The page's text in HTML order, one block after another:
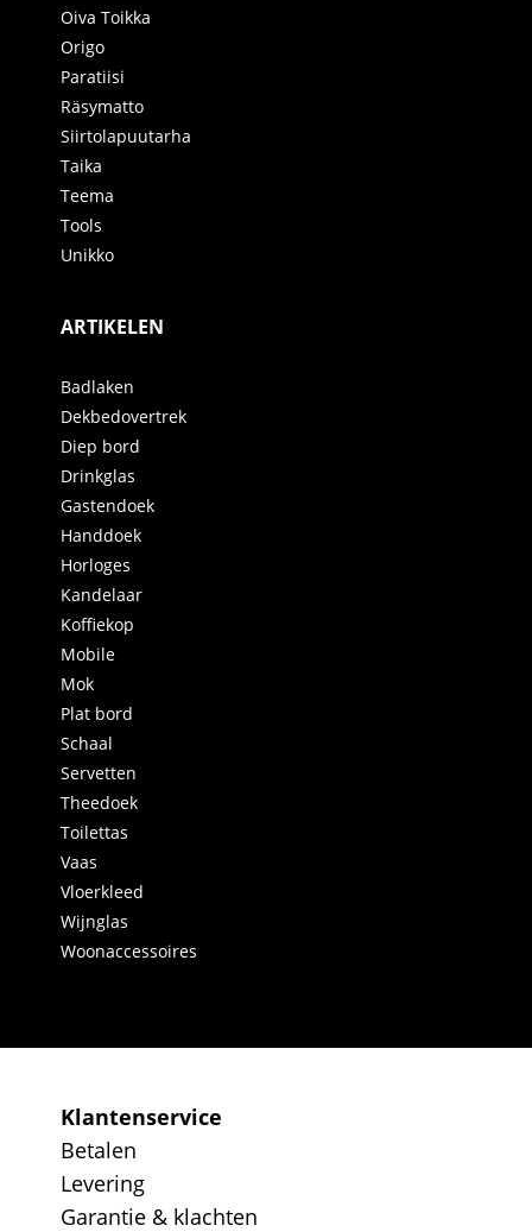
Oiva Toikka
Origo
Paratiisi
Räsymatto
Siirtolapuutarha
Taika
Teema
Tools
Unikko
ARTIKELEN
Badlaken
Dekbedovertrek
Diep bord
Drinkglas
Gastendoek
Handdoek
Horloges
Kandelaar
Koffiekop
Mobile
Mok
Plat bord
Schaal
Servetten
Theedoek
Toilettas
Vaas
Vloerkleed
Wijnglas
Woonaccessoires
Klantenservice
Betalen
Levering
Garantie & klachten